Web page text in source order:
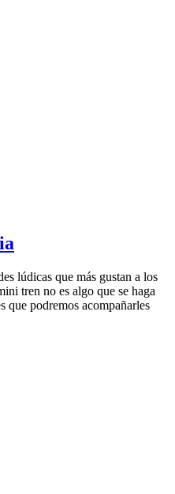
lúdicas que más gustan a los
tren no es algo que se haga
que podremos acompañarles